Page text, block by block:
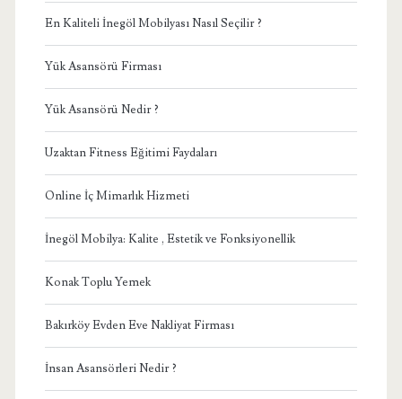
En Kaliteli İnegöl Mobilyası Nasıl Seçilir ?
Yük Asansörü Firması
Yük Asansörü Nedir ?
Uzaktan Fitness Eğitimi Faydaları
Online İç Mimarlık Hizmeti
İnegöl Mobilya: Kalite , Estetik ve Fonksiyonellik
Konak Toplu Yemek
Bakırköy Evden Eve Nakliyat Firması
İnsan Asansörleri Nedir ?